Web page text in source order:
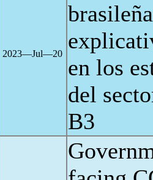
2023―Jul―20
en los
del
B3